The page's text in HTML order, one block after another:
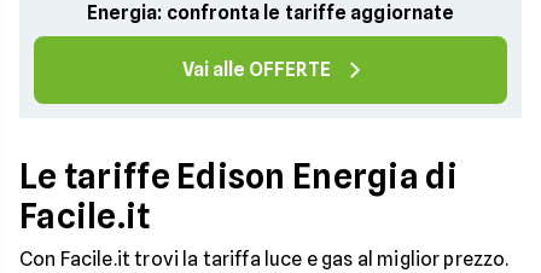
Energia: confronta le tariffe aggiornate
Vai alle OFFERTE
Le tariffe Edison Energia di
Facile.it
Con Facile.it trovi la tariffa luce e gas al miglior prezzo.